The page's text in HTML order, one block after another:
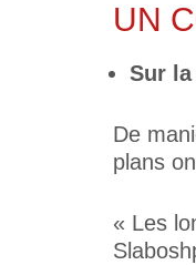
UN
Sur
De
plans
« Les